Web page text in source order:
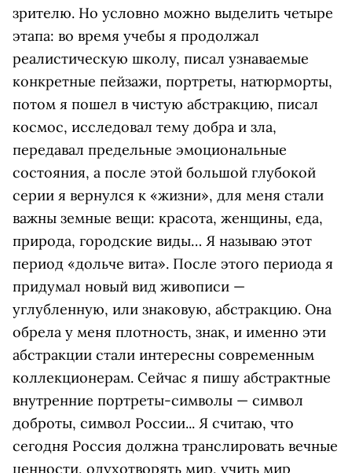
зрителю. Но условно можно выделить четыре
этапа: во время учебы я продолжал
реалистическую школу, писал узнаваемые
конкретные пейзажи, портреты, натюрморты,
потом я пошел в чистую абстракцию, писал
космос, исследовал тему добра и зла,
передавал предельные эмоциональные
состояния, а после этой большой глубокой
серии я вернулся к «жизни», для меня стали
важны земные вещи: красота, женщины, еда,
природа, городские виды… Я называю этот
период «дольче вита». После этого периода я
придумал новый вид живописи —
углубленную, или знаковую, абстракцию. Она
обрела у меня плотность, знак, и именно эти
абстракции стали интересны современным
коллекционерам. Сейчас я пишу абстрактные
внутренние портреты-символы — символ
доброты, символ России... Я считаю, что
сегодня Россия должна транслировать вечные
ценности, одухотворять мир, учить мир